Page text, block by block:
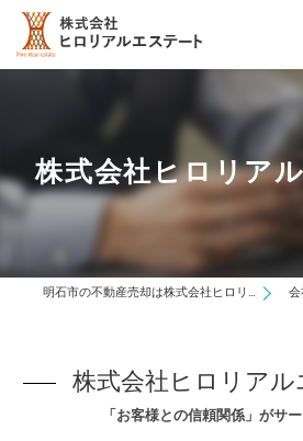
株式会社ヒロリア
明石市の不動産売却は株式会社ヒロリアルエステート 会
「お客様との信頼関係」がサ
株式会社ヒロリアル